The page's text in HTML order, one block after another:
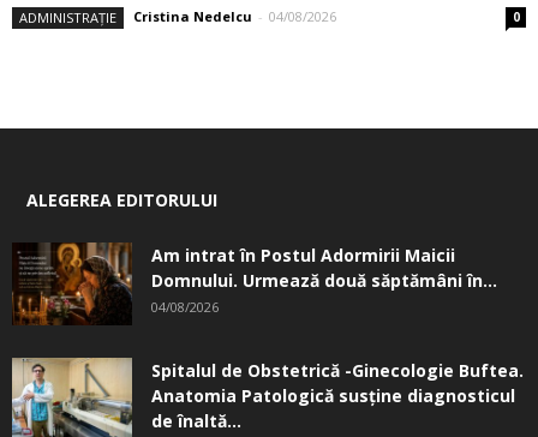
ADMINISTRAȚIE Cristina Nedelcu - 04/08/2026 0
ALEGEREA EDITORULUI
Am intrat în Postul Adormirii Maicii
Domnului. Urmează două săptămâni în...
04/08/2026
Spitalul de Obstetrică -Ginecologie Buftea.
Anatomia Patologică susţine diagnosticul
de înaltă...